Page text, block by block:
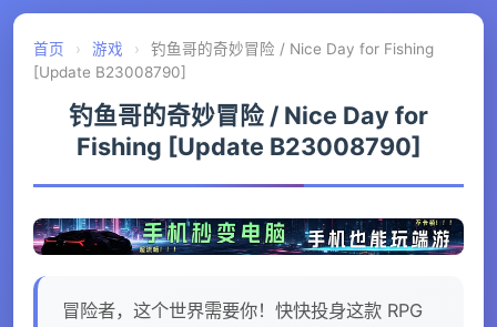
首页 › 游戏 ›
钓鱼哥的奇妙冒险 / Nice Day for Fishing
[Update B23008790]
钓鱼哥的奇妙冒险 / Nice Day for
Fishing [Update B23008790]
冒险者，这个世界需要你！快快投身这款 RPG